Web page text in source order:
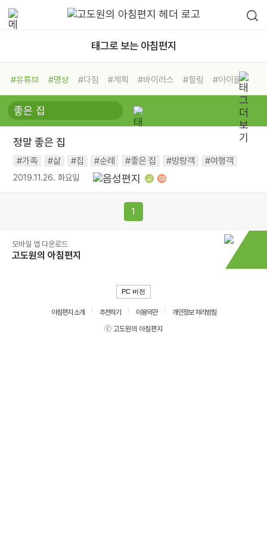
태그로 보는 아침편지
#유튜브 #명상 #다짐 #계획 #바이러스 #힐링
#아이들
#비전캠프
#독서캠프 #삶
#희망
#나눔 #친구 #링컨학교
#독서
#건강
정말 좋은 집
#가족 #삶 #집 #순례 #좋은 집 #방랑객 #여행객
2019.11.26. 화요일
1
모바일 앱 다운로드
고도원의 아침편지
PC 버전
아침편지 소개 추천하기 이용약관
개인정보 처리방침
ⓒ 고도원의 아침편지